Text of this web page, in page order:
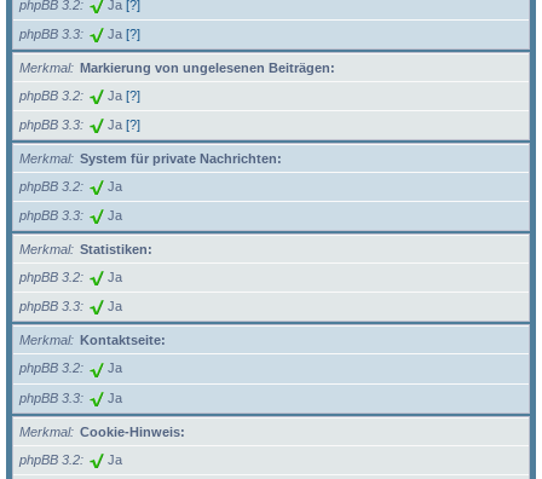
phpBB 3.2
Ja [?]
phpBB 3.3 Ja [?]
Merkmal
Markierung von ungelesenen Beiträgen:
phpBB 3.2
Ja [?]
phpBB 3.3 Ja [?]
Merkmal
System für private Nachrichten:
phpBB 3.2
Ja
phpBB 3.3 Ja
Merkmal
Statistiken:
phpBB 3.2
Ja
phpBB 3.3 Ja
Merkmal
Kontaktseite:
phpBB 3.2
Ja
phpBB 3.3 Ja
Merkmal
Cookie-Hinweis:
phpBB 3.2
Ja